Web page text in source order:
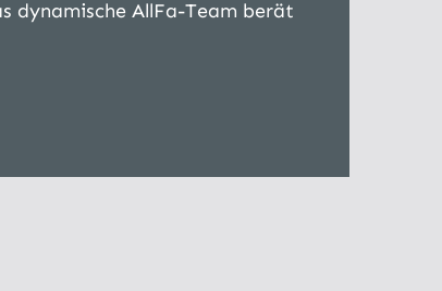
dynamische AllFa-Team berät